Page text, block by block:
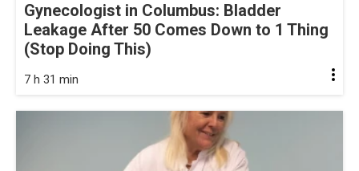
Gynecologist in Columbus: Bladder
Leakage After 50 Comes Down to 1 Thing
(Stop Doing This)
7 h 31 min